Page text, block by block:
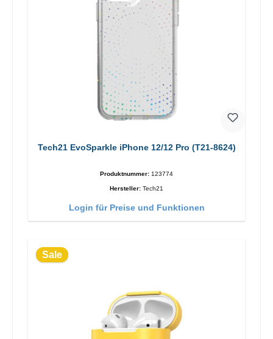
Tech21 EvoSparkle iPhone 12/12 Pro (T21-8624)
Produktnummer: 123774
Hersteller: Tech21
Login für Preise und Funktionen
Sale